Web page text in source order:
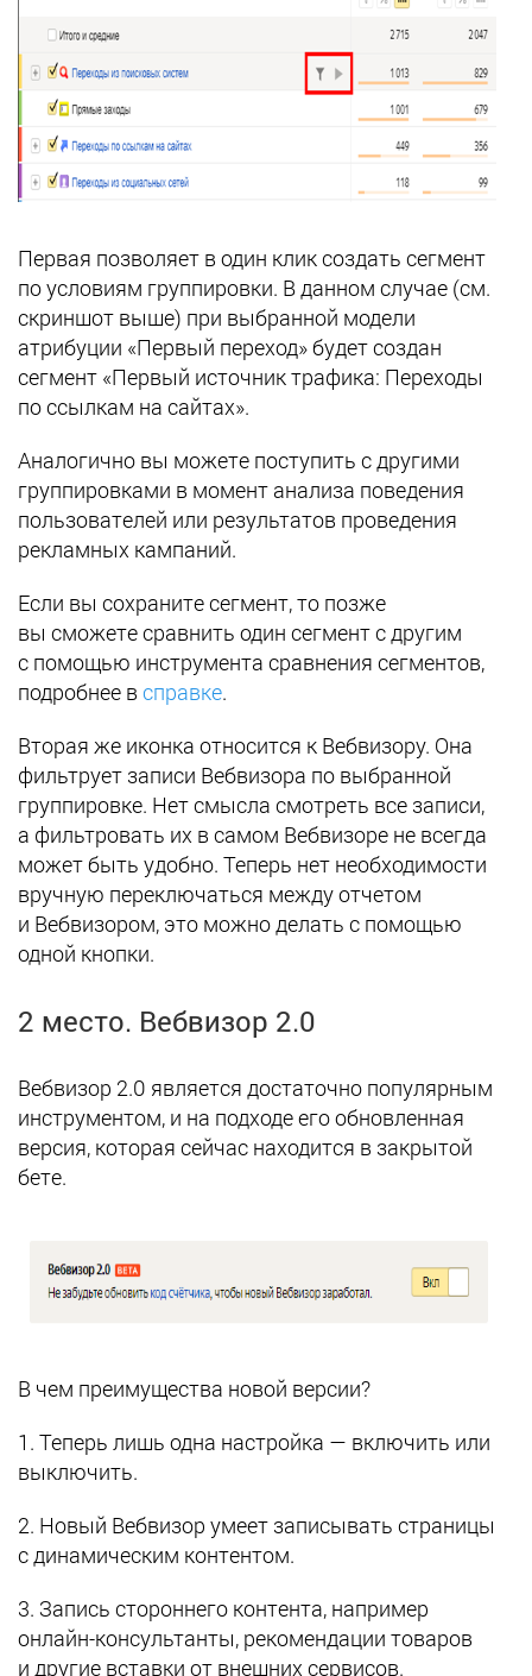
Первая позволяет в один клик создать сегмент
по условиям группировки. В данном случае (см.
скриншот выше) при выбранной модели
атрибуции «Первый переход» будет создан
сегмент «Первый источник трафика: Переходы
по ссылкам на сайтах».
Аналогично вы можете поступить с другими
группировками в момент анализа поведения
пользователей или результатов проведения
рекламных кампаний.
Если вы сохраните сегмент, то позже
вы сможете сравнить один сегмент с другим
с помощью инструмента сравнения сегментов,
подробнее в справке.
Вторая же иконка относится к Вебвизору. Она
фильтрует записи Вебвизора по выбранной
группировке. Нет смысла смотреть все записи,
а фильтровать их в самом Вебвизоре не всегда
может быть удобно. Теперь нет необходимости
вручную переключаться между отчетом
и Вебвизором, это можно делать с помощью
одной кнопки.
2 место. Вебвизор 2.0
Вебвизор 2.0 является достаточно популярным
инструментом, и на подходе его обновленная
версия, которая сейчас находится в закрытой
бете.
В чем преимущества новой версии?
1. Теперь лишь одна настройка — включить или
выключить.
2. Новый Вебвизор умеет записывать страницы
с динамическим контентом.
3. Запись стороннего контента, например
онлайн-консультанты, рекомендации товаров
и другие вставки от внешних сервисов.